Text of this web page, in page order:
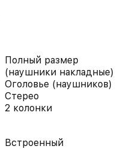
Полный размер
(наушники накладные)
Оголовье (наушников)
Стерео
2 колонки
Встроенный